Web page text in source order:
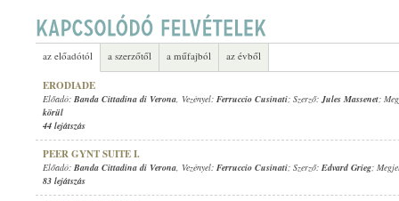
az előadótól a szerzőtől a műfajból az évből
ERODIADE
Előadó: Banda Cittadina di Verona, Vezényel: Ferruccio Cusinati; Szerző:Jules Massenet;
körül
44 lejátszás
PEER GYNT SUITE I.
Előadó: Banda Cittadina di Verona, Vezényel: Ferruccio Cusinati; Szerző: Edvard Grieg;
83 lejátszás